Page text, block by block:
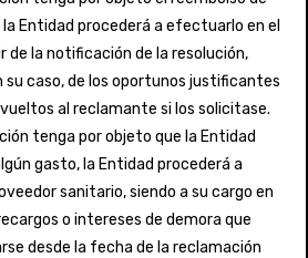
Entidad procederá a efectuarlo en el
de la notificación de la resolución,
su caso, de los oportunos justificantes
al reclamante si los solicitase.
tenga por objeto que la Entidad
gasto, la Entidad procederá a
sanitario, siendo a su cargo en
o intereses de demora que
desde la fecha de la reclamación